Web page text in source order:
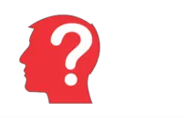
Перейти
содержимому